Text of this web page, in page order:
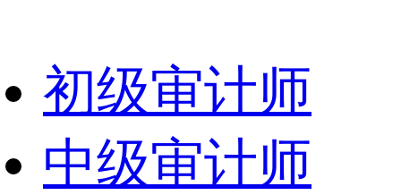
初级审计师
中级审计师